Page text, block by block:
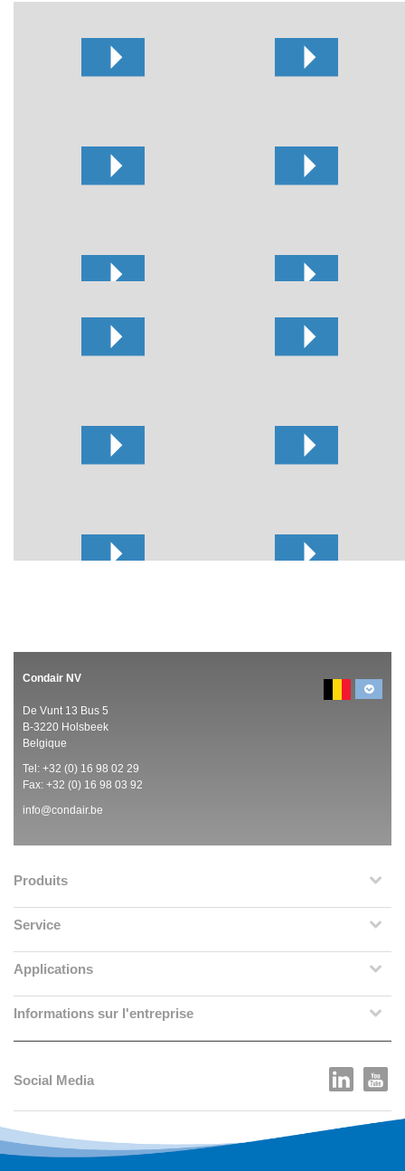
Condair NV
De Vunt 13 Bus 5
B-3220 Holsbeek
Belgique
Tel: +32 (0) 16 98 02 29
Fax: +32 (0) 16 98 03 92
info@condair.be
Produits
Service
Applications
Informations sur l'entreprise
Social Media